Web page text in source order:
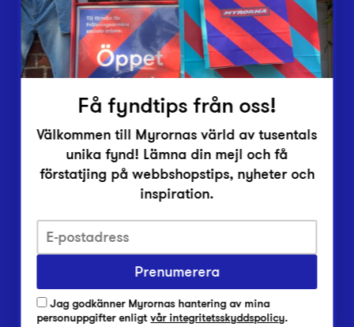
Inlämningsplatser
Om Myrorna
Lediga jobb
Pressrum
Integritetsskyddspolicy
Har du frågor om onlineköp, leverans eller retur?
Har du frågor om vår verksamhet?
Vanliga frågor om Myrorna
Få fyndtips från oss!
Välkommen till Myrornas värld av tusentals
unika fynd! Lämna din mejl och få
förstatjing på webbshopstips, nyheter och
inspiration.
Prenumerera
Jag godkänner Myrornas hantering av mina
personuppgifter enligtvår integritetsskyddspolicy.